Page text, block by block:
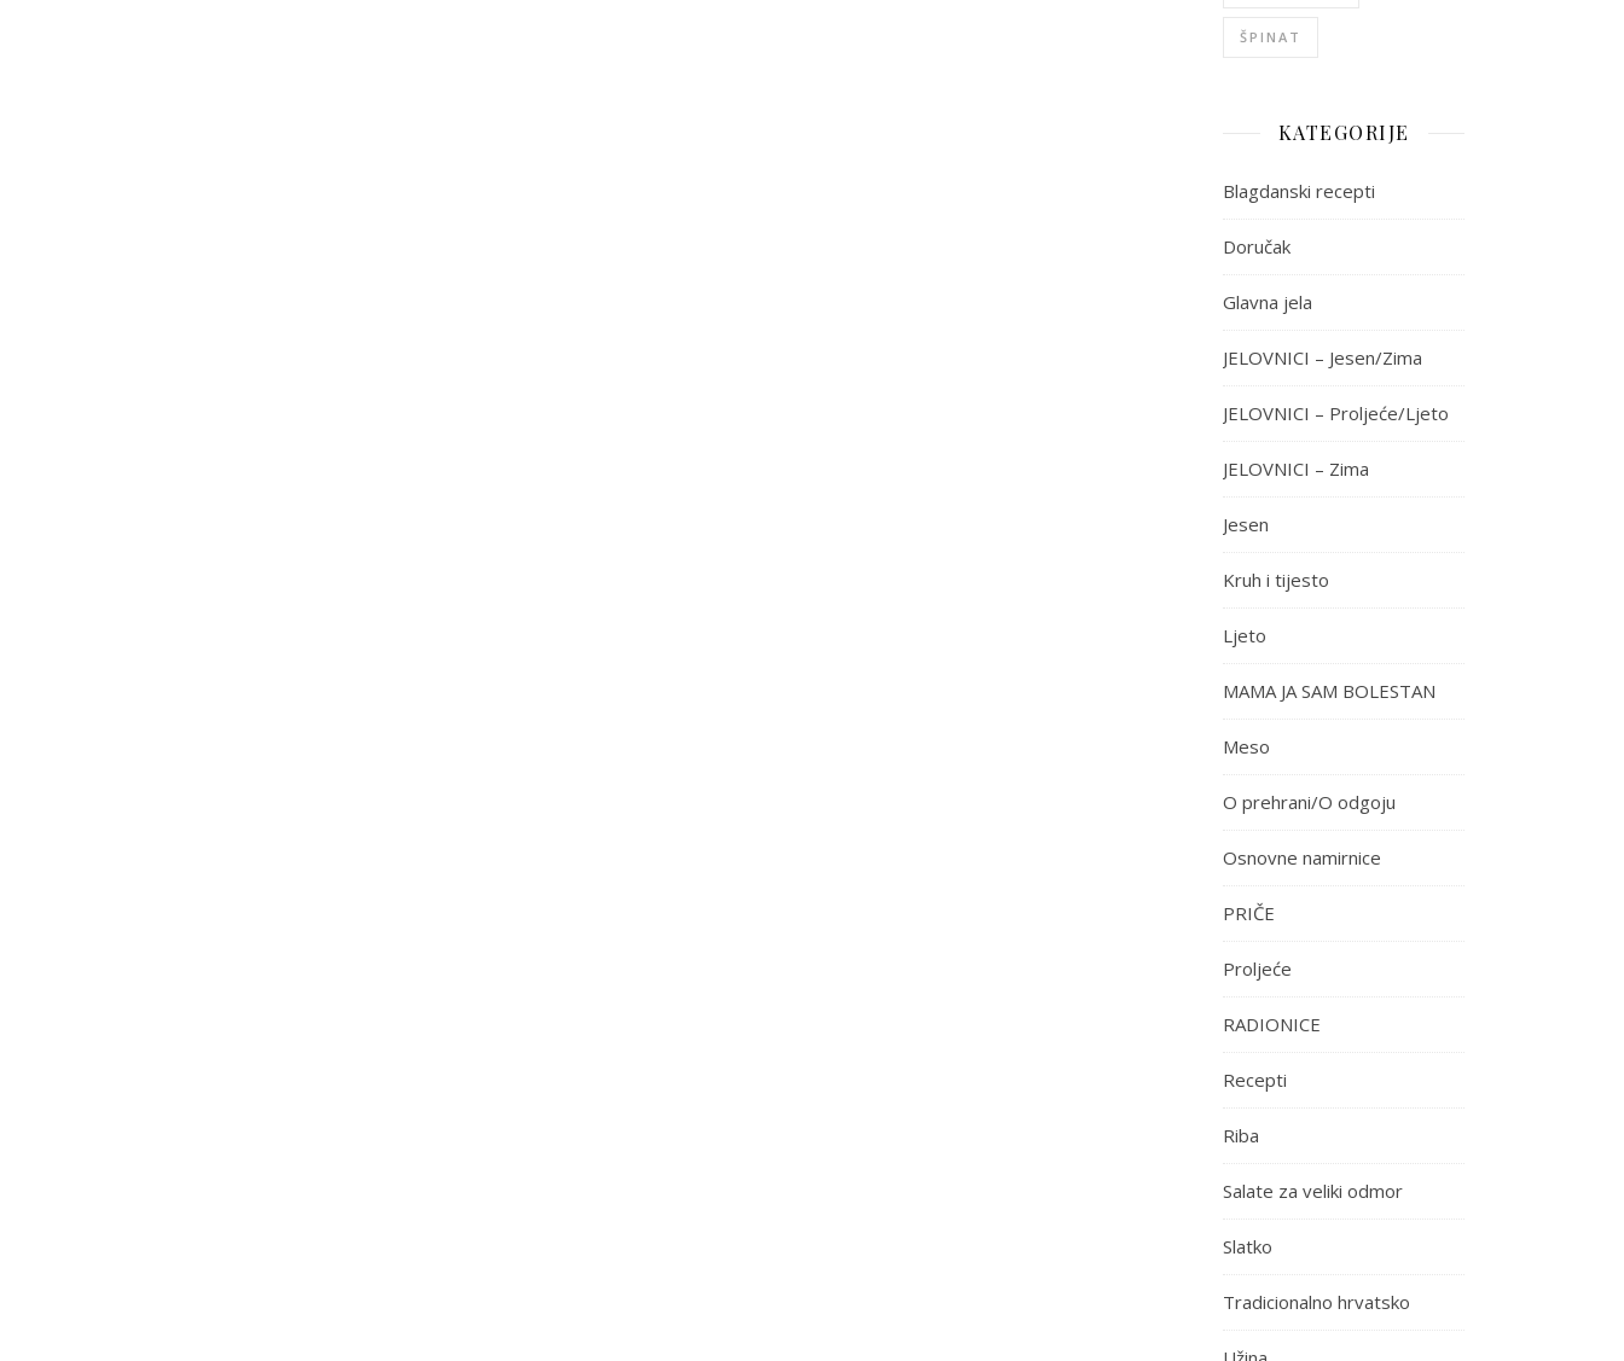
ŠPINAT
KATEGORIJE
Blagdanski recepti
Doručak
Glavna jela
JELOVNICI – Jesen/Zima
JELOVNICI – Proljeće/Ljeto
JELOVNICI – Zima
Jesen
Kruh i tijesto
Ljeto
MAMA JA SAM BOLESTAN
Meso
O prehrani/O odgoju
Osnovne namirnice
PRIČE
Proljeće
RADIONICE
Recepti
Riba
Salate za veliki odmor
Slatko
Tradicionalno hrvatsko